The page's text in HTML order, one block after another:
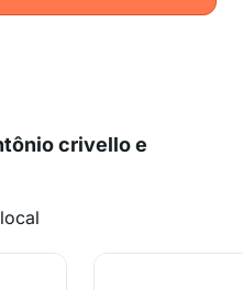
crivello e